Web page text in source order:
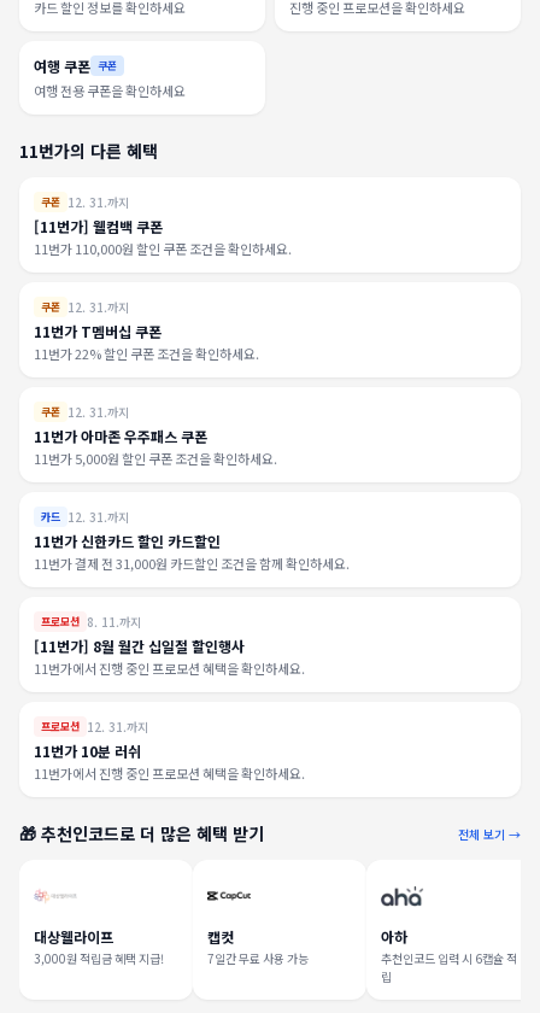
카드 할인 정보를 확인하세요 진행 중인 프로모션을 확인하세요
여행 쿠폰 쿠폰
여행 전용 쿠폰을 확인하세요
11번가의 다른 혜택
쿠폰 12. 31.까지
[11번가] 웰컴백 쿠폰
11번가 110,000원 할인 쿠폰 조건을 확인하세요.
쿠폰 12. 31.까지
11번가 T멤버십 쿠폰
11번가 22% 할인 쿠폰 조건을 확인하세요.
쿠폰 12. 31.까지
11번가 아마존 우주패스 쿠폰
11번가 5,000원 할인 쿠폰 조건을 확인하세요.
카드 12. 31.까지
11번가 신한카드 할인 카드할인
11번가 결제 전 31,000원 카드할인 조건을 함께 확인하세요.
프로모션 8. 11.까지
[11번가] 8월 월간 십일절 할인행사
11번가에서 진행 중인 프로모션 혜택을 확인하세요.
프로모션 12. 31.까지
11번가 10분 러쉬
11번가에서 진행 중인 프로모션 혜택을 확인하세요.
🎁 추천인코드로 더 많은 혜택 받기 전체 보기 →
대상웰라이프
3,000원 적립금 혜택 지급!
캡컷
7일간 무료 사용 가능
아하
추천인코드 입력 시 6캡슐 적
립